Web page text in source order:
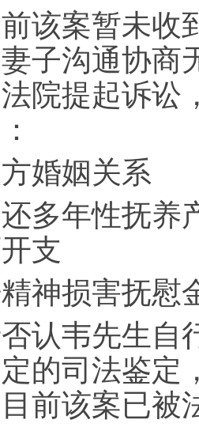
该案暂未收
子沟通协商
院提起诉讼
婚姻关系
多年性抚养
支
神损害抚慰
认韦先生自
的司法鉴定
前该案已被